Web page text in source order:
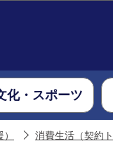
化・スポーツ
消費生活（契約